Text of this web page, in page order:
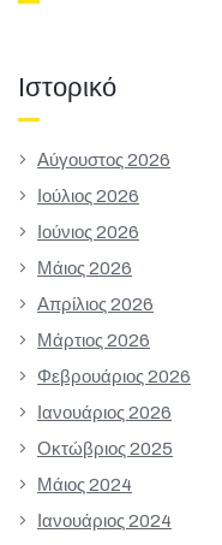
Ιστορικό
Αύγουστος 2026
Ιούλιος 2026
Ιούνιος 2026
Μάιος 2026
Απρίλιος 2026
Μάρτιος 2026
Φεβρουάριος 2026
Ιανουάριος 2026
Οκτώβριος 2025
Μάιος 2024
Ιανουάριος 2024